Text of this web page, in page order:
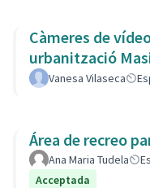
Càmeres de
urbanització
Vanesa Vilaseca
Área de recreo
Ana Maria Tudela
Acceptada